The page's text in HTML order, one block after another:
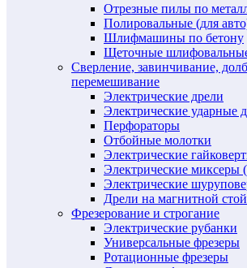
Отрезные пилы по
Полировальные (для
Шлифмашины по бетону
Щеточные
Сверление, завинчивание,
перемешивание
Электрические дрели
Электрические ударные
Перфораторы
Отбойные молотки
Электрические
Электрические миксеры
Электрические
Дрели на магнитной
Фрезерование и строгание
Электрические рубанки
Универсальные фрезеры
Ротационные фрезеры